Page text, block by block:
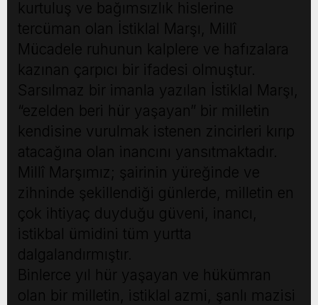
kurtuluş ve bağımsızlık hislerine
tercüman olan İstiklal Marşı, Millî
Mücadele ruhunun kalplere ve hafızalara
kazınan çarpıcı bir ifadesi olmuştur.
Sarsılmaz bir imanla yazılan İstiklal Marşı,
“ezelden beri hür yaşayan” bir milletin
kendisine vurulmak istenen zincirleri kırıp
atacağına olan inancını yansıtmaktadır.
Millî Marşımız; şairinin yüreğinde ve
zihninde şekillendiği günlerde, milletin en
çok ihtiyaç duyduğu güveni, inancı,
istikbal ümidini tüm yurtta
dalgalandırmıştır.
Binlerce yıl hür yaşayan ve hükümran
olan bir milletin, istiklal azmi, şanlı mazisi